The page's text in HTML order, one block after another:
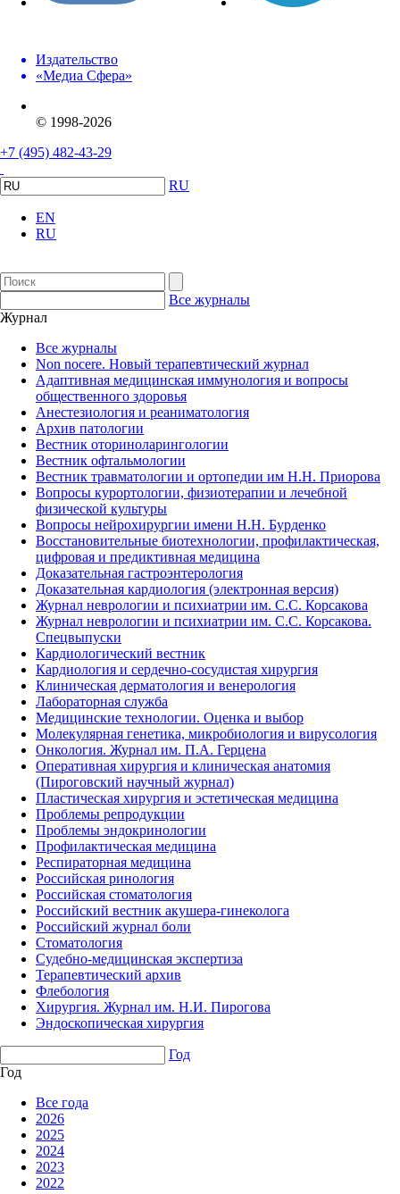
Издательство
«Медиа Сфера»
© 1998-2026
+7 (495) 482-43-29
RU
EN
RU
Все журналы
Журнал
Все журналы
Non nocere. Новый терапевтический журнал
Адаптивная медицинская иммунология и вопросы
общественного здоровья
Анестезиология и реаниматология
Архив патологии
Вестник оториноларингологии
Вестник офтальмологии
Вестник травматологии и ортопедии им Н.Н. Приорова
Вопросы курортологии, физиотерапии и лечебной
физической культуры
Вопросы нейрохирургии имени Н.Н. Бурденко
Восстановительные биотехнологии, профилактическая,
цифровая и предиктивная медицина
Доказательная гастроэнтерология
Доказательная кардиология (электронная версия)
Журнал неврологии и психиатрии им. С.С. Корсакова
Журнал неврологии и психиатрии им. С.С. Корсакова.
Спецвыпуски
Кардиологический вестник
Кардиология и сердечно-сосудистая хирургия
Клиническая дерматология и венерология
Лабораторная служба
Медицинские технологии. Оценка и выбор
Молекулярная генетика, микробиология и вирусология
Онкология. Журнал им. П.А. Герцена
Оперативная хирургия и клиническая анатомия
(Пироговский научный журнал)
Пластическая хирургия и эстетическая медицина
Проблемы репродукции
Проблемы эндокринологии
Профилактическая медицина
Респираторная медицина
Российская ринология
Российская стоматология
Российский вестник акушера-гинеколога
Российский журнал боли
Стоматология
Судебно-медицинская экспертиза
Терапевтический архив
Флебология
Хирургия. Журнал им. Н.И. Пирогова
Эндоскопическая хирургия
Год
Год
Все года
2026
2025
2024
2023
2022